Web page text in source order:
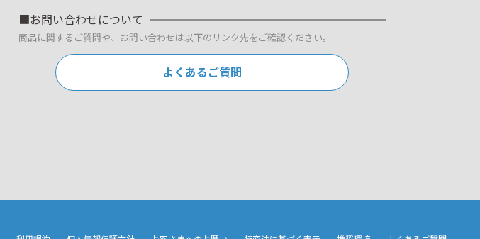
お問い合わせについて
商品に関するご質問や、お問い合わせは以下のリンク先をご確認ください。
よくあるご質問